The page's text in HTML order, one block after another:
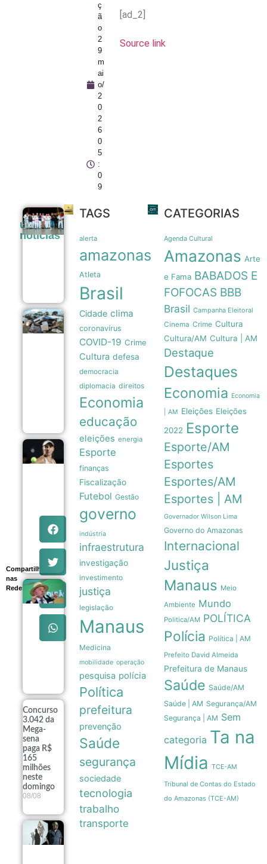
ç
ã
o
2
9
m
ai
o/
2
0
2
6
0
5
:
0
9
[ad_2]
Source link
Compartilhe
nas
Redes
últimas
noticias
Prefeitura
amplia apoio
jiu-jítsu para
beneficiados
Tubarões
são usados
como
móveis
para prever
intensidade
furacões
Beatriz
Haddad
Maia
anuncia
se das
quadras
Lula
pretende
apresentar
dados de
preservação
Amazônia
Trump
08/08
Concurso
3.042 da
Mega-
sena
paga R$
165
milhões
neste
domingo
08/08
Exposição
TAGS
alerta
amazonas
Atleta
Brasil
Cidade clima
coronavírus
COVID-19 Crime
Cultura defesa
democracia
diplomacia direitos
Economia
educação
eleições energia
Esporte
finanças
Fiscalização
Futebol Gestão
governo
indústria
infraestrutura
investigação
investimento
justiça
legislação
Manaus
Medicina
mobilidade operação
pesquisa polícia
Política
prefeitura
prevenção
Saúde
segurança
sociedade
tecnologia
trabalho
transporte
CATEGORIAS
Agenda Cultural
Amazonas Arte
e Fama BABADOS E
FOFOCAS BBB
Brasil Campanha Eleitoral
Cinema Crime Cultura
Cultura/AM Cultura | AM
Destaque
Destaques
Economia Economia
| AM Eleições Eleições
2022 Esporte
Esporte/AM
Esportes
Esportes/AM
Esportes | AM
Governador Wilson Lima
Governo do Amazonas
Internacional
Justiça
Manaus Meio
Ambiente Mundo
Politica/AM POLÍTICA
Polícia Política | AM
Prefeito David Almeida
Prefeitura de Manaus
Saúde Saúde/AM
Saúde | AM Segurança/AM
Segurança | AM Sem
categoria Ta na
Mídia TCE-AM
Tribunal de Contas do Estado
do Amazonas (TCE-AM)